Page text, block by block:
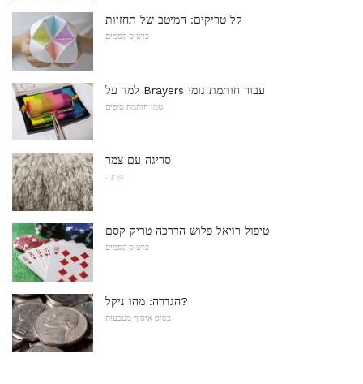
קל טריקים: המיטב של תחזיות
כרטיס קסמים
למד על Brayers עבור חותמת גומי
גומי חותמת טיפים
סריגה עם צמר
סְרִיגָה
טיפול רויאל פלוש הדרכה טריק קסם
כרטיס קסמים
הגדרה: מהו ניקל?
בסיס איסוף מטבעות